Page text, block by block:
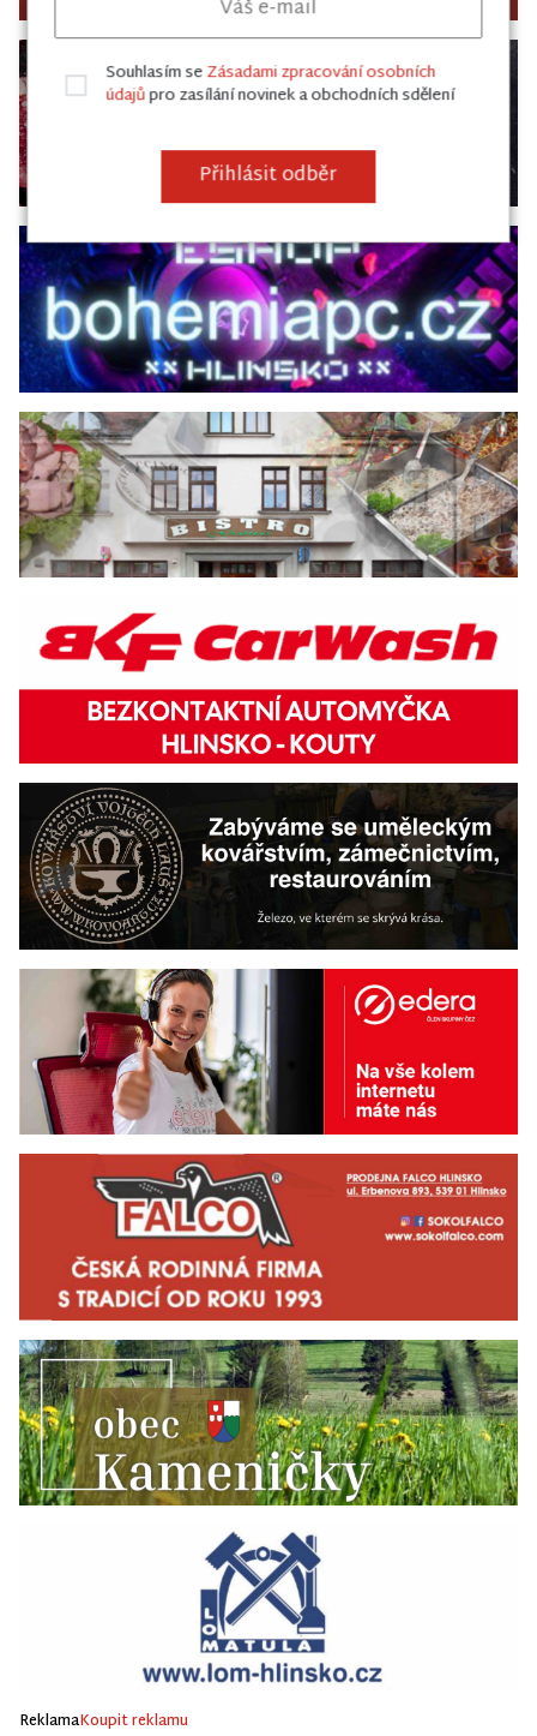
ReklamaKoupit reklamu
Souhlasím seZásadami zpracování osobních
údajůpro zasílání novinek a obchodních sdělení
Přihlásit odběr